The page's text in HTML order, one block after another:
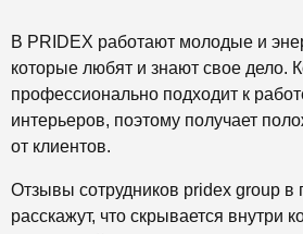
В РRIDEX работают молодые и
которые любят и знают свое дело.
профессионально подходит к
интерьеров, поэтому получает
от клиентов.
Отзывы сотрудников pridex group в
расскажут, что скрывается внутри